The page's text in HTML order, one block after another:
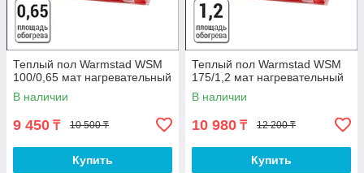
Теплый пол Warmstad WSM
100/0,65 мат нагревательный
В наличии
9 450 ₸ 10 500 ₸
Купить
Теплый пол Warmstad WSM
175/1,2 мат нагревательный
В наличии
10 980 ₸ 12 200 ₸
Купить